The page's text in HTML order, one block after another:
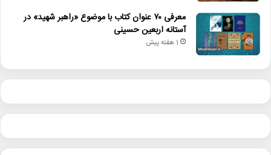
حمایت_از_فرهنگ_و_هنر
هنرمندان_پیشکسوت
معرفی ۷۰ عنوان کتاب با موضوع «راهبر شهید» در
آستانه اربعین حسینی
1 هفته پیش